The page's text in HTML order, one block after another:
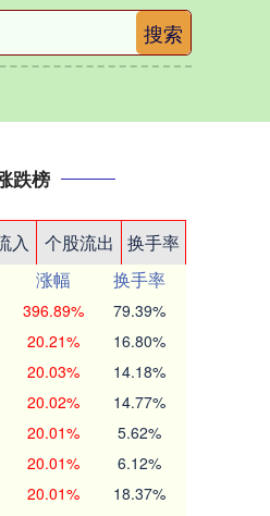
搜索
跌榜
入 个股流出
换手率
涨幅
换手率
396.89% 79.39%
20.21% 16.80%
20.03% 14.18%
20.02% 14.77%
20.01% 5.62%
20.01% 6.12%
20.01% 18.37%